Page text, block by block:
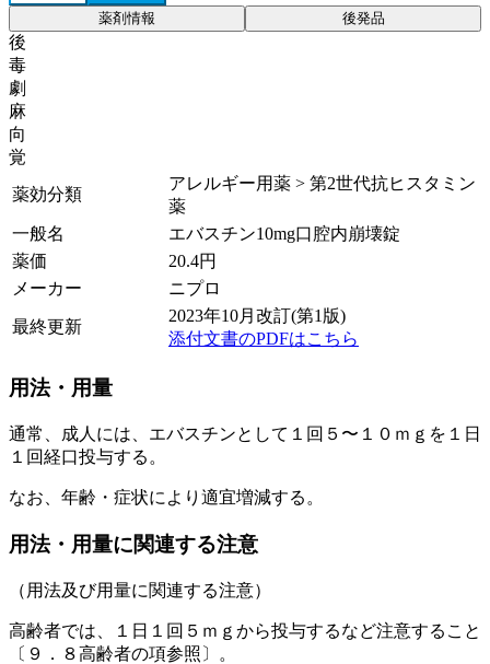
薬剤情報 後発品
後
毒
劇
麻
向
覚
薬効分類
アレルギー用薬 > 第2世代抗ヒスタミン
薬
一般名
エバスチン10mg口腔内崩壊錠
薬価
20.4円
メーカー
ニプロ
最終更新
2023年10月改訂(第1版)
添付文書のPDFはこちら
用法・用量
通常、成人には、エバスチンとして１回５〜１０ｍｇを１日
１回経口投与する。
なお、年齢・症状により適宜増減する。
用法・用量に関連する注意
（用法及び用量に関連する注意）
高齢者では、１日１回５ｍｇから投与するなど注意すること
〔９．８高齢者の項参照〕。